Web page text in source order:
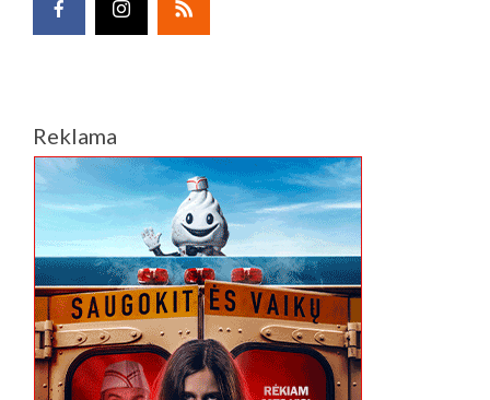
Reklama